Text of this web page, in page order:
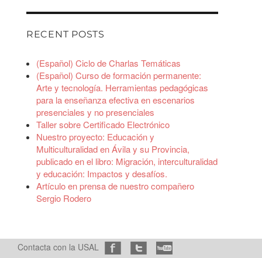
RECENT POSTS
(Español) Ciclo de Charlas Temáticas
(Español) Curso de formación permanente:
Arte y tecnología. Herramientas pedagógicas
para la enseñanza efectiva en escenarios
presenciales y no presenciales
Taller sobre Certificado Electrónico
Nuestro proyecto: Educación y
Multiculturalidad en Ávila y su Provincia,
publicado en el libro: Migración, interculturalidad
y educación: Impactos y desafíos.
Artículo en prensa de nuestro compañero
Sergio Rodero
Contacta con la USAL